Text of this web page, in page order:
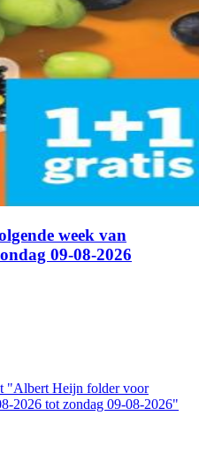
week van
09-08-2026
"Albert Heijn folder voor
2026 tot zondag 09-08-2026"